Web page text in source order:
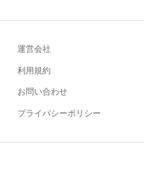
運営会社
利用規約
お問い合わせ
プライバシーポリシー